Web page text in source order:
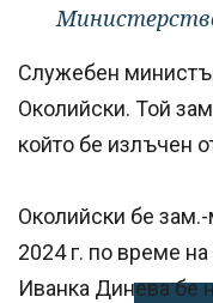
Служебен
Околийски. Той
който бе излъчен
Околийски бе
2024 г. по време на
Иванка Динева бе